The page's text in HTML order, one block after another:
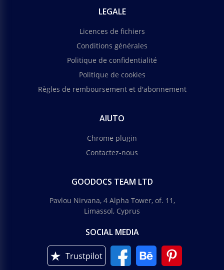
LEGALE
Licences de fichiers
Conditions générales
Politique de confidentialité
Politique de cookies
Règles de remboursement et d'abonnement
AIUTO
Chrome plugin
Contactez-nous
GOODOCS TEAM LTD
Pavlou Nirvana, 4 Alpha Tower, of. 11,
Limassol, Cyprus
SOCIAL MEDIA
Trustpilot